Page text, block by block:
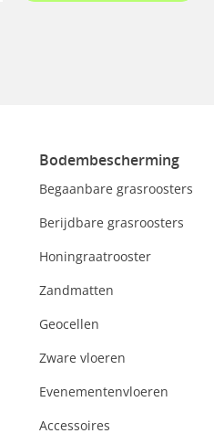
Bodembescherming
Begaanbare grasroosters
Berijdbare grasroosters
Honingraatrooster
Zandmatten
Geocellen
Zware vloeren
Evenementenvloeren
Accessoires